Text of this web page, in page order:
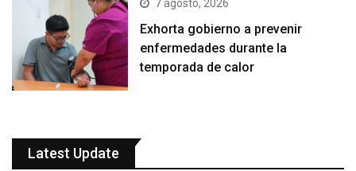
7 agosto, 2026
Exhorta gobierno a prevenir
enfermedades durante la
temporada de calor
Latest Update